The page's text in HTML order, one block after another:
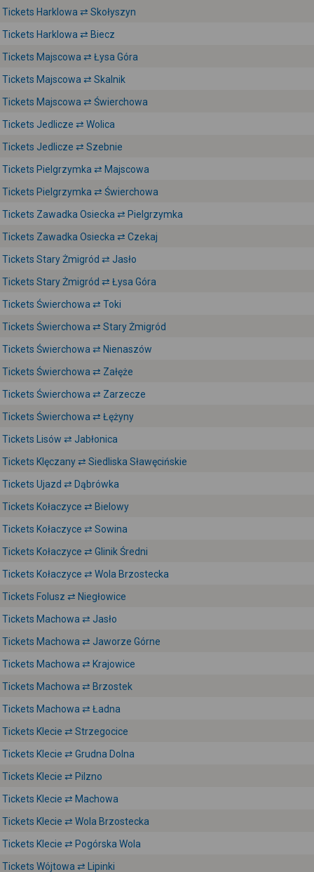
Tickets Harklowa ⇄ Skołyszyn
Tickets Harklowa ⇄ Biecz
Tickets Majscowa ⇄ Łysa Góra
Tickets Majscowa ⇄ Skalnik
Tickets Majscowa ⇄ Świerchowa
Tickets Jedlicze ⇄ Wolica
Tickets Jedlicze ⇄ Szebnie
Tickets Pielgrzymka ⇄ Majscowa
Tickets Pielgrzymka ⇄ Świerchowa
Tickets Zawadka Osiecka ⇄ Pielgrzymka
Tickets Zawadka Osiecka ⇄ Czekaj
Tickets Stary Żmigród ⇄ Jasło
Tickets Stary Żmigród ⇄ Łysa Góra
Tickets Świerchowa ⇄ Toki
Tickets Świerchowa ⇄ Stary Żmigród
Tickets Świerchowa ⇄ Nienaszów
Tickets Świerchowa ⇄ Załęże
Tickets Świerchowa ⇄ Zarzecze
Tickets Świerchowa ⇄ Łężyny
Tickets Lisów ⇄ Jabłonica
Tickets Klęczany ⇄ Siedliska Sławęcińskie
Tickets Ujazd ⇄ Dąbrówka
Tickets Kołaczyce ⇄ Bielowy
Tickets Kołaczyce ⇄ Sowina
Tickets Kołaczyce ⇄ Glinik Średni
Tickets Kołaczyce ⇄ Wola Brzostecka
Tickets Folusz ⇄ Niegłowice
Tickets Machowa ⇄ Jasło
Tickets Machowa ⇄ Jaworze Górne
Tickets Machowa ⇄ Krajowice
Tickets Machowa ⇄ Brzostek
Tickets Machowa ⇄ Ładna
Tickets Klecie ⇄ Strzegocice
Tickets Klecie ⇄ Grudna Dolna
Tickets Klecie ⇄ Pilzno
Tickets Klecie ⇄ Machowa
Tickets Klecie ⇄ Wola Brzostecka
Tickets Klecie ⇄ Pogórska Wola
Tickets Wójtowa ⇄ Lipinki